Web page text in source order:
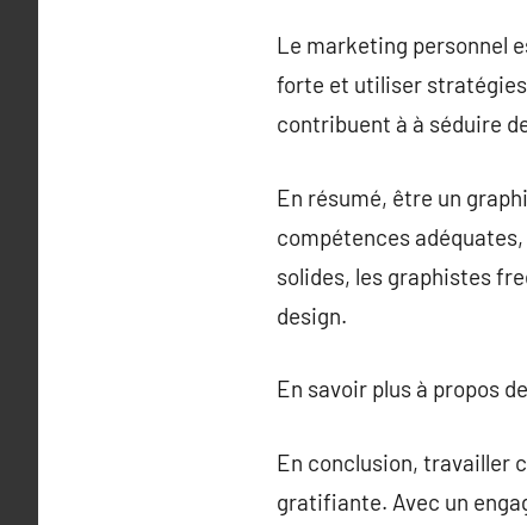
Le marketing personnel
forte et utiliser stratégies
contribuent à à séduire
En résumé, être un
compétences
solides, les graphistes
design.
En savoir plus à propos de
En conclusion, travailler
gratifiante. Avec un